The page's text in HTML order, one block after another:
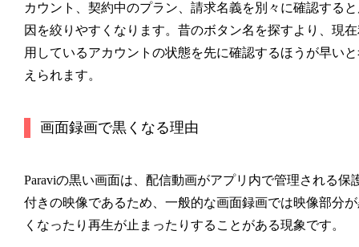
カウント、契約中のプラン、請求名義を別々に確認する
因を絞りやすくなります。昔のボタン名を探すより、現
用しているアカウントの状態を先に確認するほうが早い
えられます。
画面録画で黒くなる理由
Paraviの黒い画面は、配信動画がアプリ内で管理される保
付きの映像であるため、一般的な画面録画では映像部分
くなったり再生が止まったりすることがある現象です。